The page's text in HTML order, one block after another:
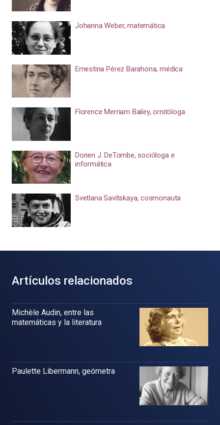
Johanna Weber, matemática
Ernestina Pérez Barahona, médica
Florence Merriam Bailey, ornitóloga
Dorien J. DeTombe, socióloga e
informática
Svetlana Savítskaya, cosmonauta
Artículos relacionados
Michèle Audin, entre las
matemáticas y la literatura
Paulette Libermann, geómetra